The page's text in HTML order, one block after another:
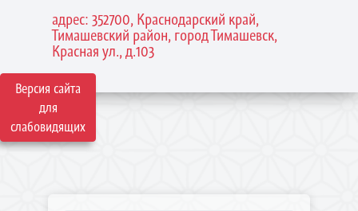
Версия сайта
для
слабовидящих
адрес: 352700, Краснодарский край,
Тимашевский район, город Тимашевск,
Красная ул., д.103